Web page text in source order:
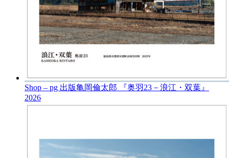
Shop – pg 出版亀岡倫太郎 『奥羽23－浪江・双葉』
2026